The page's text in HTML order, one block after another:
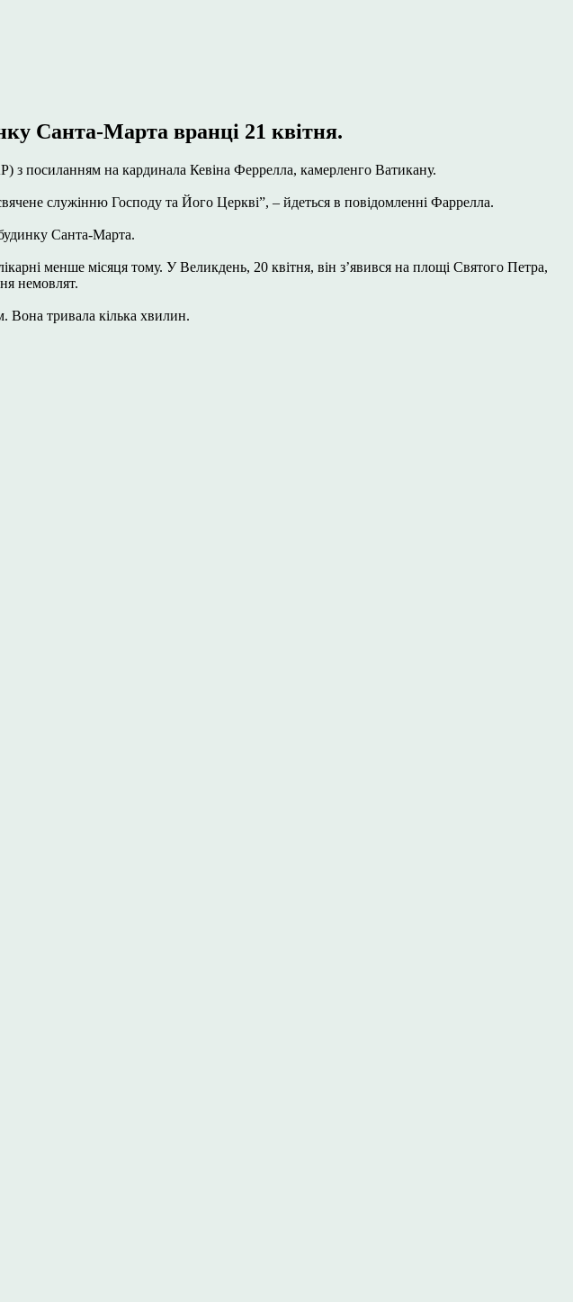
Санта-Марта вранці 21 квітня.
з посиланням на кардинала Кевіна Феррелла, камерленго Ватикану.
служінню Господу та Його Церкві”, – йдеться в повідомленні Фаррелла.
Санта-Марта.
менше місяця тому. У Великдень, 20 квітня, він з’явився на площі Святого Петра,
немовлят.
тривала кілька хвилин.